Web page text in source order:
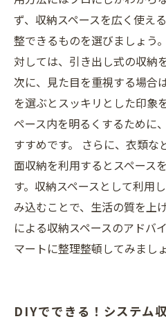
ず、収納スペースを広く使え
整できるものを選びましょう
対しては、引き出し式の収納
次に、見た目を重視する場合
を選ぶとスッキリとした印象
ペース内を明るくするために
すすめです。 さらに、衣類
面収納を利用するとスペース
す。収納スペースとして利用
み込むことで、生活の質を上
による収納スペースのアドバ
マートに整理整頓してみましょ
DIYでできる！システム